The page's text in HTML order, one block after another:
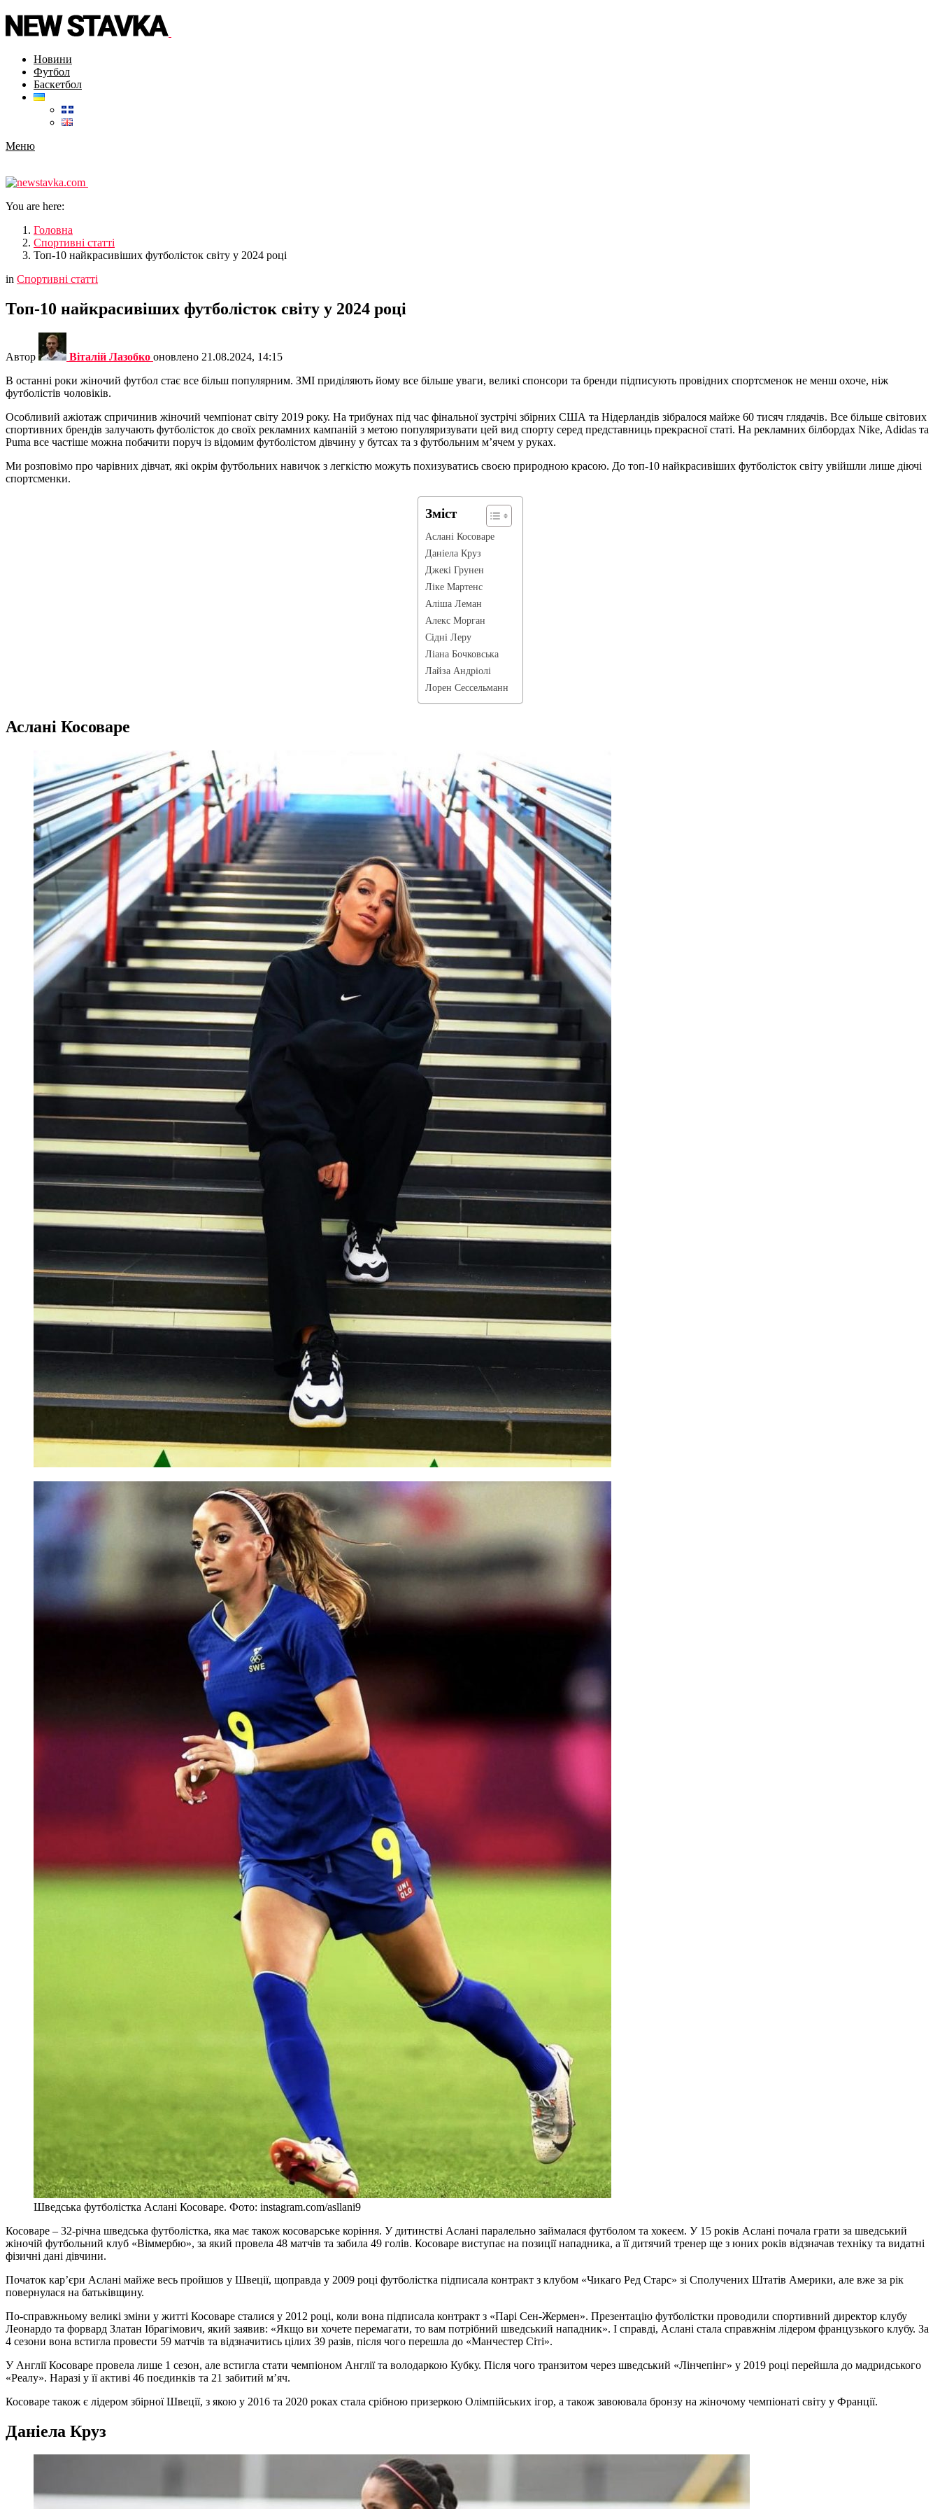
Новини
Футбол
Баскетбол
Меню
You are here:
Головна
Спортивні статті
Топ-10 найкрасивіших футболісток світу у 2024 році
in Спортивні статті
Топ-10 найкрасивіших футболісток світу у 2024 році
Автор Віталій Лазобко оновлено 21.08.2024, 14:15
В останні роки жіночий футбол стає все більш популярним. ЗМІ приділяють йому все більше уваги, великі спонсори та бренди підписують провідних спортсменок не менш охоче, ніж
футболістів чоловіків.
Особливий ажіотаж спричинив жіночий чемпіонат світу 2019 року. На трибунах під час фінальної зустрічі збірних США та Нідерландів зібралося майже 60 тисяч глядачів. Все більше світових
спортивних брендів залучають футболісток до своїх рекламних кампаній з метою популяризувати цей вид спорту серед представниць прекрасної статі. На рекламних білбордах Nike, Adidas та
Puma все частіше можна побачити поруч із відомим футболістом дівчину у бутсах та з футбольним м’ячем у руках.
Ми розповімо про чарівних дівчат, які окрім футбольних навичок з легкістю можуть похизуватись своєю природною красою. До топ-10 найкрасивіших футболісток світу увійшли лише діючі
спортсменки.
Зміст
Аслані Косоваре
Даніела Круз
Джекі Грунен
Ліке Мартенс
Аліша Леман
Алекс Морган
Сідні Леру
Ліана Бочковська
Лайза Андріолі
Лорен Сессельманн
Аслані Косоваре
Шведська футболістка Аслані Косоваре. Фото: instagram.com/asllani9
Косоваре – 32-річна шведська футболістка, яка має також косоварське коріння. У дитинстві Аслані паралельно займалася футболом та хокеєм. У 15 років Аслані почала грати за шведський
жіночій футбольний клуб «Віммербю», за який провела 48 матчів та забила 49 голів. Косоваре виступає на позиції нападника, а її дитячий тренер ще з юних років відзначав техніку та видатні
фізичні дані дівчини.
Початок кар’єри Аслані майже весь пройшов у Швеції, щоправда у 2009 році футболістка підписала контракт з клубом «Чикаго Ред Старс» зі Сполучених Штатів Америки, але вже за рік
повернулася на батьківщину.
По-справжньому великі зміни у житті Косоваре сталися у 2012 році, коли вона підписала контракт з «Парі Сен-Жермен». Презентацію футболістки проводили спортивний директор клубу
Леонардо та форвард Златан Ібрагімович, який заявив: «Якщо ви хочете перемагати, то вам потрібний шведський нападник». І справді, Аслані стала справжнім лідером французького клубу. За
4 сезони вона встигла провести 59 матчів та відзначитись цілих 39 разів, після чого перешла до «Манчестер Сіті».
У Англії Косоваре провела лише 1 сезон, але встигла стати чемпіоном Англії та володаркою Кубку. Після чого транзитом через шведський «Лінчепінг» у 2019 році перейшла до мадридського
«Реалу». Наразі у її активі 46 поєдинків та 21 забитий м’яч.
Косоваре також є лідером збірної Швеції, з якою у 2016 та 2020 роках стала срібною призеркою Олімпійських ігор, а також завоювала бронзу на жіночому чемпіонаті світу у Франції.
Даніела Круз